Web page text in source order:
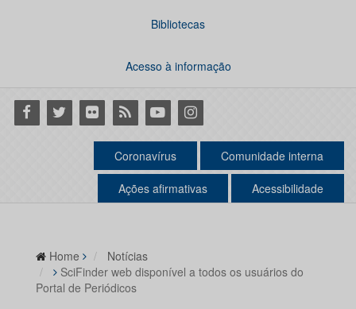
Bibliotecas
Acesso à informação
Facebook
Twitter Flickr RSS YoutubeInstagram
Coronavírus Comunidade interna
Ações afirmativas Acessibilidade
Home
Notícias
SciFinder web disponível a todos os usuários do
Portal de Periódicos